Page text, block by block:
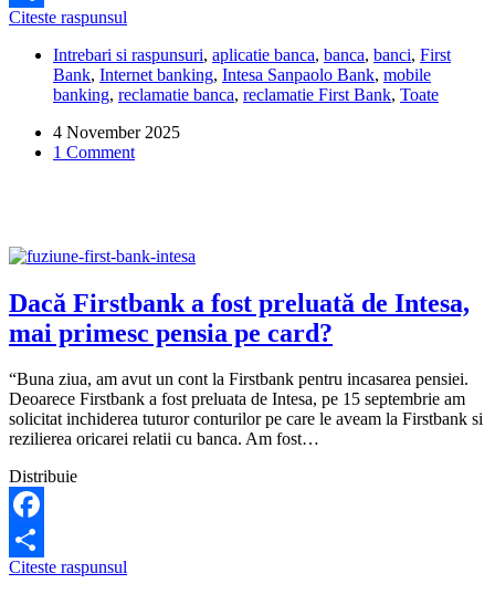
Share
Citeste raspunsul
Bank
nu
răspunde
telefon.
Ce
mi
problema
cu
aplicația?
Intrebari si raspunsuri, aplicatie banca, banca, banci, First
Bank, Internet banking, Intesa Sanpaolo Bank, mobile
banking, reclamatie banca, reclamatie First Bank, Toate
4 November 2025
1 Comment
Dacă Firstbank a fost preluată de Intesa,
mai primesc pensia pe card?
“Buna ziua, am avut un cont la Firstbank pentru incasarea pensiei.
Deoarece Firstbank a fost preluata de Intesa, pe 15 septembrie am
solicitat inchiderea tuturor conturilor pe care le aveam la Firstbank si
rezilierea oricarei relatii cu banca. Am fost…
Distribuie
Facebook
Share
Citeste raspunsul